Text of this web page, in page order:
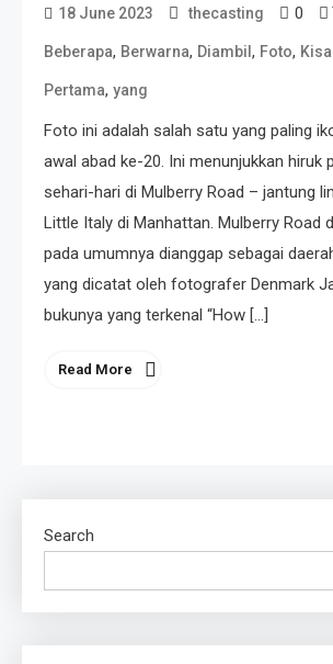
18 June 2023 thecasting 0
Beberapa, Berwarna, Diambil , Foto,
Pertama, yang
Foto ini adalah salah satu yang paling
awal abad ke-20. Ini menunjukkan hiruk
sehari-hari di Mulberry Road – jantung
Little Italy di Manhattan. Mulberry Road
pada umumnya dianggap sebagai
yang dicatat oleh fotografer Denmark
bukunya yang terkenal “How […]
Read More
Search